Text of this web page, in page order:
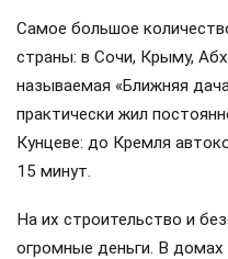
Самое большое
страны: в Сочи, Крыму,
называемая «Ближняя
практически жил
Кунцеве: до Кремля
15 минут.
На их строительство и
огромные деньги. В домах